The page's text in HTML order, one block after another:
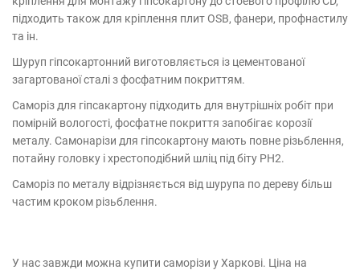
підходить також для кріплення плит OSB, фанери, профнастилу
та ін.
Шуруп гіпсокартонний виготовляється із цементованої
загартованої сталі з фосфатним покриттям.
Саморіз для гіпсакартону підходить для внутрішніх робіт при
помірній вологості, фосфатне покриття запобігає корозії
металу. Самонарізи для гіпсокартону мають повне різьблення,
потайну головку і хрестоподібний шліц під біту PH2.
Саморіз по металу відрізняється від шурупа по дереву більш
частим кроком різьблення.
У нас завжди можна купити саморізи у Харкові. Ціна на